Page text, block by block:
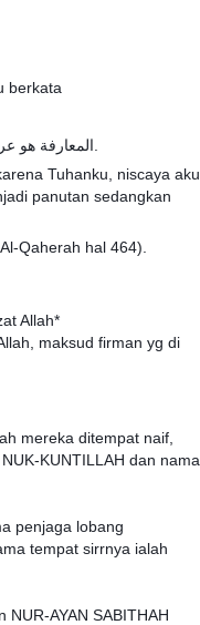
berkata
Tuhanku, niscaya aku
panutan sedangkan
Qaherah hal 464).
Allah*
maksud firman yg di
mereka ditempat naif,
KUNTILLAH dan nama
penjaga lobang
tempat sirrnya ialah
AYAN SABITHAH